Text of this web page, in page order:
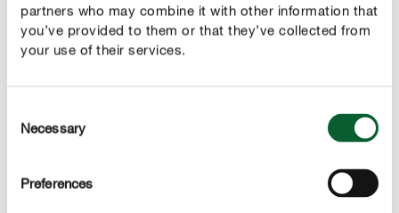
partners who may combine it with other information that
you’ve provided to them or that they’ve collected from
your use of their services.
Selection
Necessary
Preferences
Combattre les cochenilles - premières mesures
Si vous détectez une attaque de cochenilles, isolez
car les femelles s'accrochent vraiment à la plante. Alors
qu’un arrosage au jet d'eau permet de chasser les
pucerons, cette méthode n'est pas assez puissante pour
s’attaquer aux cochenilles. Un essuyage humide ou un